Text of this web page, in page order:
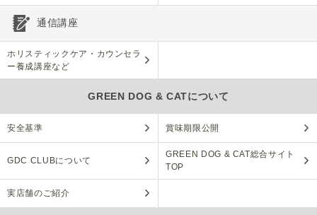
通信講座
ホリスティックケア・カウンセラ
ー養成講座など
GREEN DOG & CATについて
安全基準 賞味期限公開
GDC CLUBについて
GREEN DOG & CAT総合サイト
TOP
実店舗のご紹介